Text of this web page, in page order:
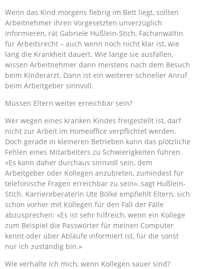
Wenn das Kind morgens fiebrig im Bett liegt, sollten
Arbeitnehmer ihren Vorgesetzten unverzüglich
informieren, rät Gabriele Hußlein-Stich, Fachanwältin
für Arbeitsrecht – auch wenn noch nicht klar ist, wie
lang die Krankheit dauert. Wie lange sie ausfallen,
wissen Arbeitnehmer dann meistens nach dem Besuch
beim Kinderarzt. Dann ist ein weiterer schneller Anruf
beim Arbeitgeber sinnvoll.
Müssen Eltern weiter erreichbar sein?
Wer wegen eines kranken Kindes freigestellt ist, darf
nicht zur Arbeit im Homeoffice verpflichtet werden.
Doch gerade in kleineren Betrieben kann das plötzliche
Fehlen eines Mitarbeiters zu Schwierigkeiten führen.
«Es kann daher durchaus sinnvoll sein, dem
Arbeitgeber oder Kollegen anzubieten, zumindest für
telefonische Fragen erreichbar zu sein», sagt Hußlein-
Stich. Karriereberaterin Ute Bölke empfiehlt Eltern, sich
schon vorher mit Kollegen für den Fall der Fälle
abzusprechen: «Es ist sehr hilfreich, wenn ein Kollege
zum Beispiel die Passwörter für meinen Computer
kennt oder über Abläufe informiert ist, für die sonst
nur ich zuständig bin.»
Wie verhalte ich mich, wenn Kollegen sauer sind?